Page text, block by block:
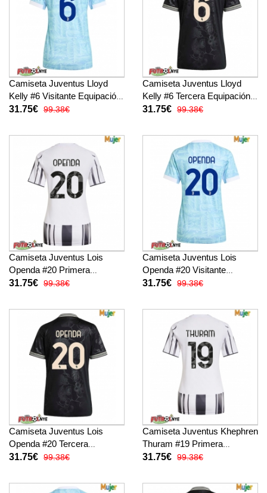
Camiseta Juventus Lloyd
Kelly #6 Visitante Equipación
para mujer 2025-26 manga
31.75€ 99.38€
Camiseta Juventus Lloyd
Kelly #6 Tercera Equipación
para mujer 2025-26 manga
31.75€ 99.38€
Camiseta Juventus Lois
Openda #20 Primera
Equipación para mujer 2025-
31.75€ 99.38€
Camiseta Juventus Lois
Openda #20 Visitante
Equipación para mujer 2025-
31.75€ 99.38€
Camiseta Juventus Lois
Openda #20 Tercera
Equipación para mujer 2025-
31.75€ 99.38€
Camiseta Juventus Khephren
Thuram #19 Primera
Equipación para mujer 2025-
31.75€ 99.38€